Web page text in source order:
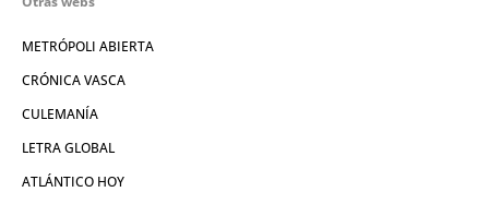
METRÓPOLI ABIERTA
CRÓNICA VASCA
CULEMANÍA
LETRA GLOBAL
ATLÁNTICO HOY